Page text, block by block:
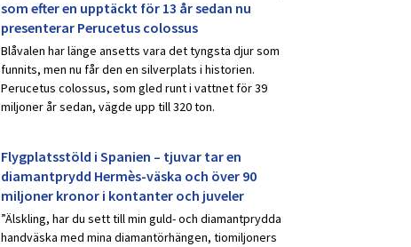
som efter en upptäckt för 13 år sedan nu
presenterar Perucetus colossus
Blåvalen har länge ansetts vara det tyngsta djur som
funnits, men nu får den en silverplats i historien.
Perucetus colossus, som gled runt i vattnet för 39
miljoner år sedan, vägde upp till 320 ton.
Flygplatsstöld i Spanien – tjuvar tar en
diamantprydd Hermès-väska och över 90
miljoner kronor i kontanter och juveler
”Älskling, har du sett till min guld- och diamantprydda
handväska med mina diamantörhängen, tiomiljoners